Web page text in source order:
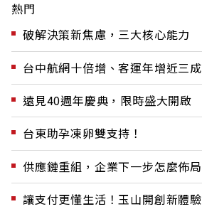
熱門
破解決策新焦慮，三大核心能力
台中航網十倍增、客運年增近三成
遠見40週年慶典，限時盛大開啟
台東助孕凍卵雙支持！
供應鏈重組，企業下一步怎麼佈局
讓支付更懂生活！玉山開創新體驗